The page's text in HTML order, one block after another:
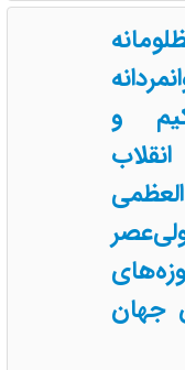
و
جهان